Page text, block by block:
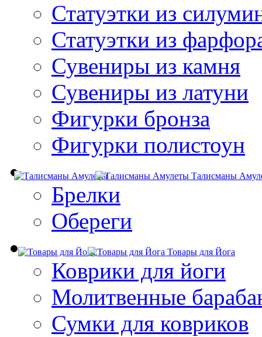
Статуэтки из
Статуэтки из
Сувениры из камня
Сувениры из латуни
Фигурки бронза
Фигурки полистоун
Талисманы
Брелки
Обереги
Товары для Йога
Коврики для йоги
Молитвенные
Сумки для ковриков